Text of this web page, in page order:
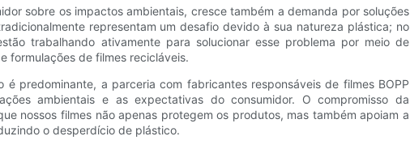
sobre os impactos ambientais, cresce também a demanda por soluções
representam um desafio devido à sua natureza plástica; no
trabalhando ativamente para solucionar esse problema por meio de
formulações de filmes recicláveis.
predominante, a parceria com fabricantes responsáveis ​​de filmes BOPP
ambientais e as expectativas do consumidor. O compromisso da
nossos filmes não apenas protegem os produtos, mas também apoiam a
o desperdício de plástico.